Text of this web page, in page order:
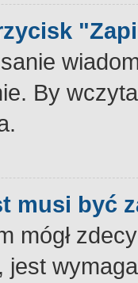
By
musi być
mógł
jest